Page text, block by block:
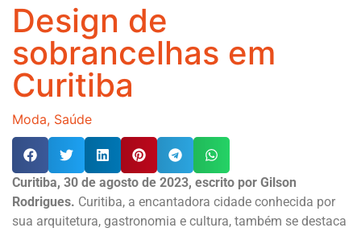
Design de
sobrancelhas em
Curitiba
Moda, Saúde
Curitiba, 30 de agosto de 2023, escrito por Gilson
Rodrigues. Curitiba, a encantadora cidade conhecida por
sua arquitetura, gastronomia e cultura, também se destaca